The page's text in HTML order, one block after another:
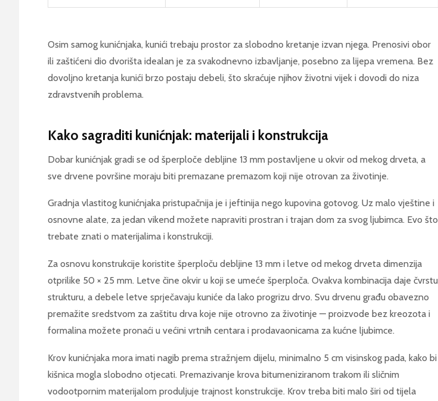
Osim samog kunićnjaka, kunići trebaju prostor za slobodno kretanje izvan njega. Prenosivi obor
ili zaštićeni dio dvorišta idealan je za svakodnevno izbavljanje, posebno za lijepa vremena. Bez
dovoljno kretanja kunići brzo postaju debeli, što skraćuje njihov životni vijek i dovodi do niza
zdravstvenih problema.
Kako sagraditi kunićnjak: materijali i konstrukcija
Dobar kunićnjak gradi se od šperploče debljine 13 mm postavljene u okvir od mekog drveta, a
sve drvene površine moraju biti premazane premazom koji nije otrovan za životinje.
Gradnja vlastitog kunićnjaka pristupačnija je i jeftinija nego kupovina gotovog. Uz malo vještine i
osnovne alate, za jedan vikend možete napraviti prostran i trajan dom za svog ljubimca. Evo što
trebate znati o materijalima i konstrukciji.
Za osnovu konstrukcije koristite šperploču debljine 13 mm i letve od mekog drveta dimenzija
otprilike 50 × 25 mm. Letve čine okvir u koji se umeće šperploča. Ovakva kombinacija daje čvrstu
strukturu, a debele letve sprječavaju kuniće da lako progrizu drvo. Svu drvenu građu obavezno
premažite sredstvom za zaštitu drva koje nije otrovno za životinje — proizvode bez kreozota i
formalina možete pronaći u većini vrtnih centara i prodavaonicama za kućne ljubimce.
Krov kunićnjaka mora imati nagib prema stražnjem dijelu, minimalno 5 cm visinskog pada, kako bi
kišnica mogla slobodno otjecati. Premazivanje krova bitumeniziranom trakom ili sličnim
vodootpornim materijalom produljuje trajnost konstrukcije. Krov treba biti malo širi od tijela